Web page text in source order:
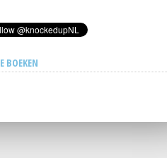
BOEKEN